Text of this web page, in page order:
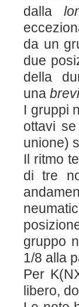
dalla
da un
due
della
una
I gruppi
ottavi
unione)
Il ritmo
di tre
gruppo
1/8 alla
Per
libero,